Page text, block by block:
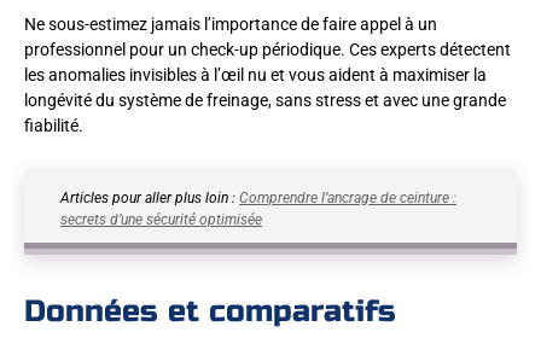
Ne sous-estimez jamais l’importance de faire appel à un
professionnel pour un check-up périodique. Ces experts détectent
les anomalies invisibles à l’œil nu et vous aident à maximiser la
longévité du système de freinage, sans stress et avec une grande
fiabilité.
Articles pour aller plus loin : Comprendre l’ancrage de ceinture :
secrets d’une sécurité optimisée
Données et comparatifs